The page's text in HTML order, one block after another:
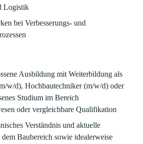
Logistik
bei Verbesserungs- und
Ausbildung mit Weiterbildung als
w/d), Hochbautechniker (m/w/d) oder
Studium im Bereich
oder vergleichbare Qualifikation
Verständnis und aktuelle
dem Baubereich sowie idealerweise